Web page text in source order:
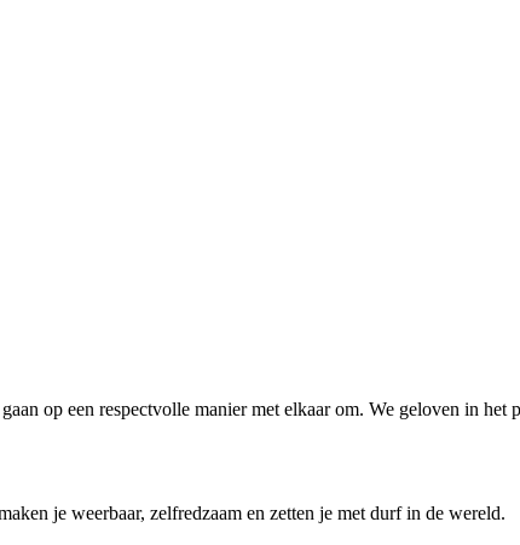
op een respectvolle manier met elkaar om. We geloven in het
je weerbaar, zelfredzaam en zetten je met durf in de wereld.